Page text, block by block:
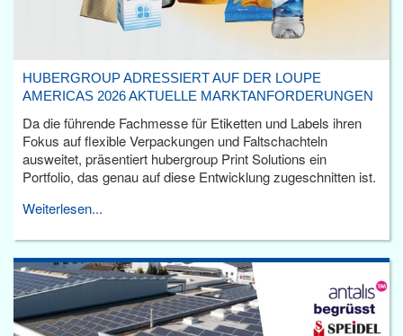
HUBERGROUP ADRESSIERT AUF DER LOUPE
AMERICAS 2026 AKTUELLE MARKTANFORDERUNGEN
Da die führende Fachmesse für Etiketten und Labels ihren
Fokus auf flexible Verpackungen und Faltschachteln
ausweitet, präsentiert hubergroup Print Solutions ein
Portfolio, das genau auf diese Entwicklung zugeschnitten ist.
Weiterlesen...